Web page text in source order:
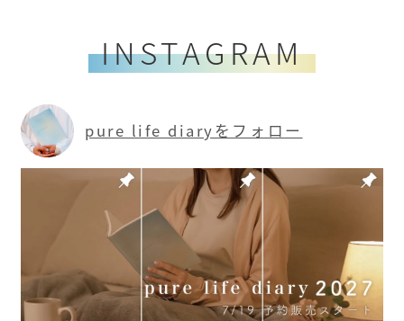
INSTAGRAM
pure life diaryをフォロー